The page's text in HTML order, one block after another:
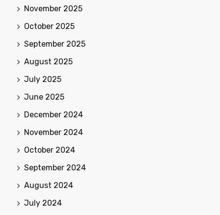
November 2025
October 2025
September 2025
August 2025
July 2025
June 2025
December 2024
November 2024
October 2024
September 2024
August 2024
July 2024